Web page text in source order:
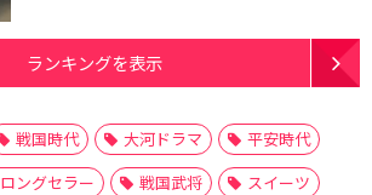
ランキングを表示
戦国時代 大河ドラマ
平安時代
ロングセラー 戦国武将
スイーツ